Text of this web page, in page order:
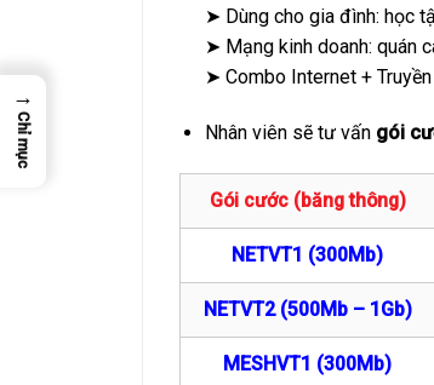
➤ Dùng cho gia đình: học
➤ Mạng kinh doanh: quán
➤ Combo Internet +
Nhân viên sẽ tư vấn gói
Gói cước (băng thông)
NETVT1 (300Mb)
NETVT2 (500Mb – 1Gb)
MESHVT1 (300Mb)
→
Chỉ mục